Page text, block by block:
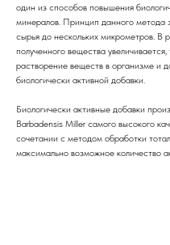
один из способов повышения
минералов. Принцип данного метода
сырья до нескольких микрометров. В
полученного вещества
растворение веществ в организме и
биологически активной добавки.
Биологически активные добавки
Barbadensis Miller самого высокого
сочетании с методом обработки
максимально возможное количество